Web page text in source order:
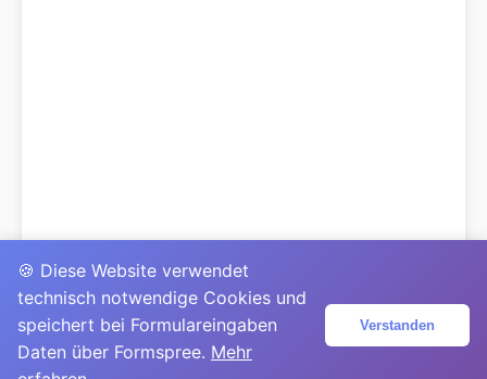
🍪 Diese Website verwendet
technisch notwendige Cookies und
speichert bei Formulareingaben
Daten über Formspree. Mehr
Verstanden